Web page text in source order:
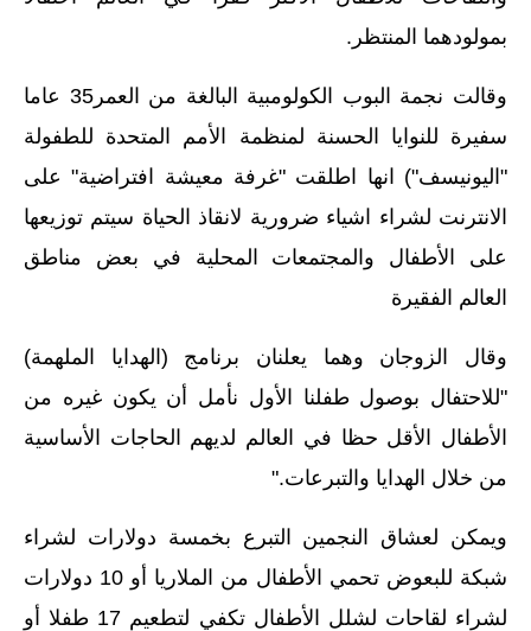
بمولودهما المنتظر.
وقالت نجمة البوب الكولومبية البالغة من العمر35 عاما
سفيرة للنوايا الحسنة لمنظمة الأمم المتحدة للطفولة
"اليونيسف") انها اطلقت "غرفة معيشة افتراضية" على
الانترنت لشراء اشياء ضرورية لانقاذ الحياة سيتم توزيعها
على الأطفال والمجتمعات المحلية في بعض مناطق
العالم الفقيرة
وقال الزوجان وهما يعلنان برنامج (الهدايا الملهمة)
"للاحتفال بوصول طفلنا الأول نأمل أن يكون غيره من
الأطفال الأقل حظا في العالم لديهم الحاجات الأساسية
من خلال الهدايا والتبرعات."
ويمكن لعشاق النجمين التبرع بخمسة دولارات لشراء
شبكة للبعوض تحمي الأطفال من الملاريا أو 10 دولارات
لشراء لقاحات لشلل الأطفال تكفي لتطعيم 17 طفلا أو